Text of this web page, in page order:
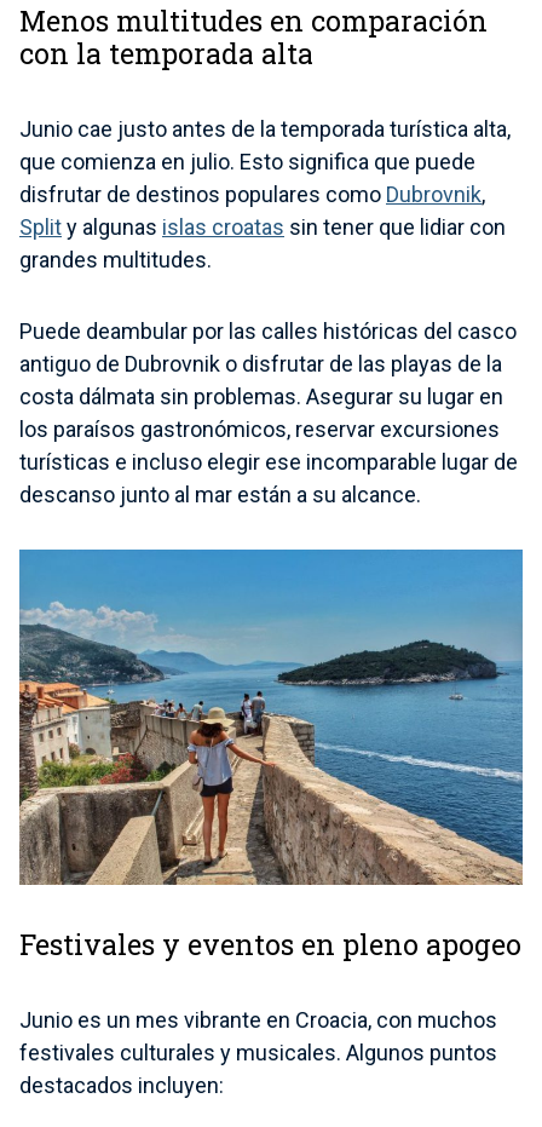
Menos multitudes en comparación
con la temporada alta
Junio cae justo antes de la temporada turística alta,
que comienza en julio. Esto significa que puede
disfrutar de destinos populares como Dubrovnik,
Splity algunas islas croatas sin tener que lidiar con
grandes multitudes.
Puede deambular por las calles históricas del casco
antiguo de Dubrovnik o disfrutar de las playas de la
costa dálmata sin problemas. Asegurar su lugar en
los paraísos gastronómicos, reservar excursiones
turísticas e incluso elegir ese incomparable lugar de
descanso junto al mar están a su alcance.
Festivales y eventos en pleno apogeo
Junio es un mes vibrante en Croacia, con muchos
festivales culturales y musicales. Algunos puntos
destacados incluyen: